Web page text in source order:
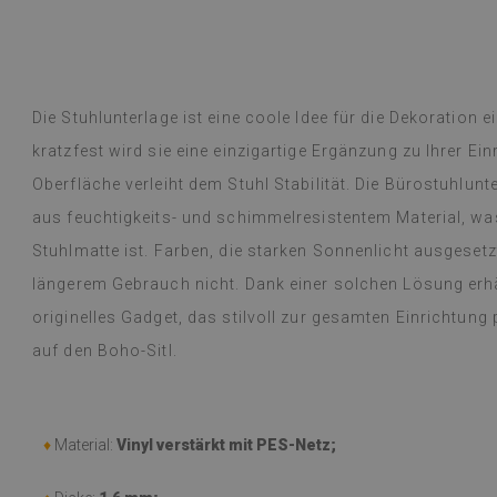
Die Stuhlunterlage ist eine coole Idee für die Dekoration
kratzfest wird sie eine einzigartige Ergänzung zu Ihrer
Oberfläche verleiht dem Stuhl Stabilität. Die
aus feuchtigkeits- und schimmelresistentem Material,
Stuhlmatte ist. Farben, die starken Sonnenlicht
längerem Gebrauch nicht. Dank einer solchen Lösung
originelles Gadget, das stilvoll zur gesamten Einrichtung
auf den Boho-Sitl.
♦ Material: Vinyl verstärkt mit PES-Netz;
Vinylfliesen –
an Designs
Lieferung
beschrieben,
kinderleicht,
begeistert und
dünne Folie
einer Woche,
dem Gasherd
Weiterlesen
vor 1 Jahr